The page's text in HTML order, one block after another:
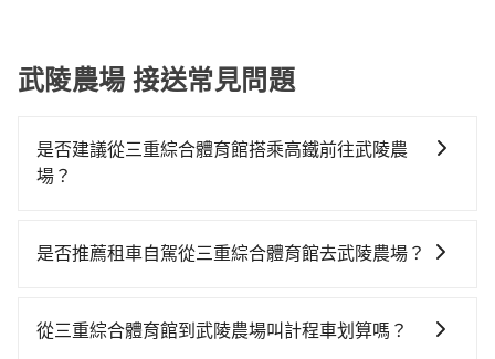
武陵農場 接送常見問題
是否建議從三重綜合體育館搭乘高鐵前往武陵農
場？
貴、費時！從最早06:26一直到23:00，台北-台中一天最
約200元、車程約10分鐘。抵達高鐵站後，步行進站、
是否推薦租車自駕從三重綜合體育館去武陵農場？
時不需要閉目養神（因為要自己開車），最重要的是你
從三重綜合體育館到武陵農場叫計程車划算嗎？